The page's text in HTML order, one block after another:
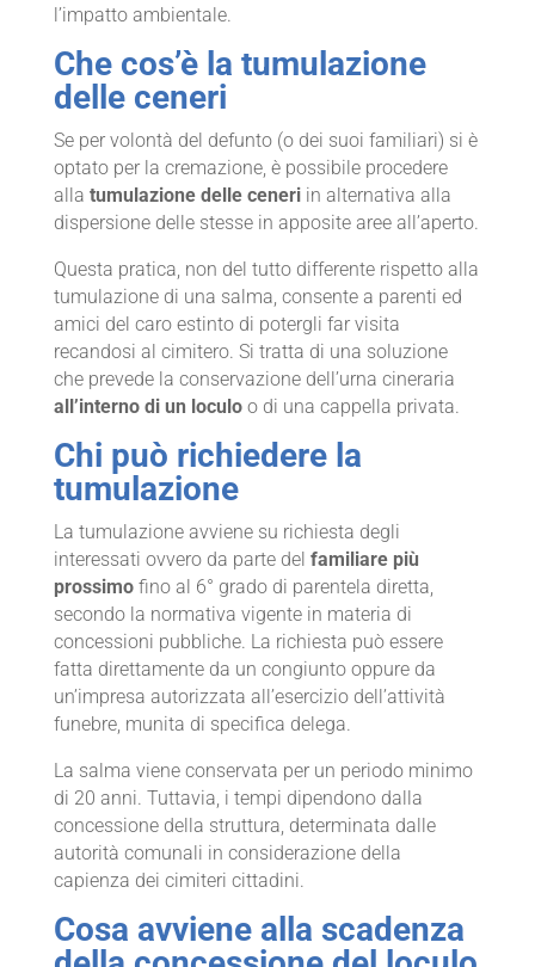
l’impatto ambientale.
Che cos’è la tumulazione
delle ceneri
Se per volontà del defunto (o dei suoi familiari) si è
optato per la cremazione, è possibile procedere
alla tumulazione delle ceneriin alternativa alla
dispersione delle stesse in apposite aree all’aperto.
Questa pratica, non del tutto differente rispetto alla
tumulazione di una salma, consente a parenti ed
amici del caro estinto di potergli far visita
recandosi al cimitero. Si tratta di una soluzione
che prevede la conservazione dell’urna cineraria
all’interno di un loculoo di una cappella privata.
Chi può richiedere la
tumulazione
La tumulazione avviene su richiesta degli
interessati ovvero da parte del familiare più
prossimofino al 6° grado di parentela diretta,
secondo la normativa vigente in materia di
concessioni pubbliche. La richiesta può essere
fatta direttamente da un congiunto oppure da
un’impresa autorizzata all’esercizio dell’attività
funebre, munita di specifica delega.
La salma viene conservata per un periodo minimo
di 20 anni. Tuttavia, i tempi dipendono dalla
concessione della struttura, determinata dalle
autorità comunali in considerazione della
capienza dei cimiteri cittadini.
Cosa avviene alla scadenza